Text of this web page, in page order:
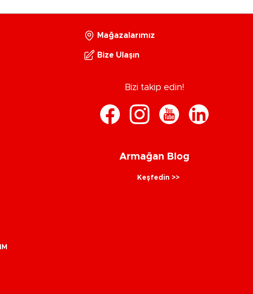
Mağazalarımız
Bize Ulaşın
Bizi takip edin!
Armağan Blog
Keşfedin >>